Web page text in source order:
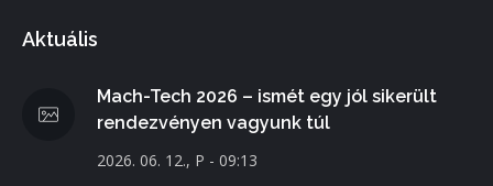
Aktuális
Mach-Tech 2026 – ismét egy jól sikerült
rendezvényen vagyunk túl
2026. 06. 12., P - 09:13